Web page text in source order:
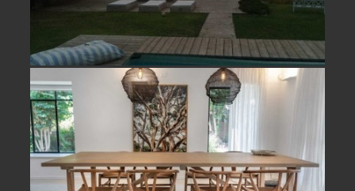
למכירה וילה בחופית- נמכר!